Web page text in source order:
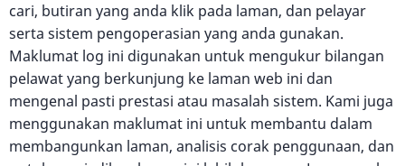
cari, butiran yang anda klik pada laman, dan pelayar
serta sistem pengoperasian yang anda gunakan.
Maklumat log ini digunakan untuk mengukur bilangan
pelawat yang berkunjung ke laman web ini dan
mengenal pasti prestasi atau masalah sistem. Kami juga
menggunakan maklumat ini untuk membantu dalam
membangunkan laman, analisis corak penggunaan, dan